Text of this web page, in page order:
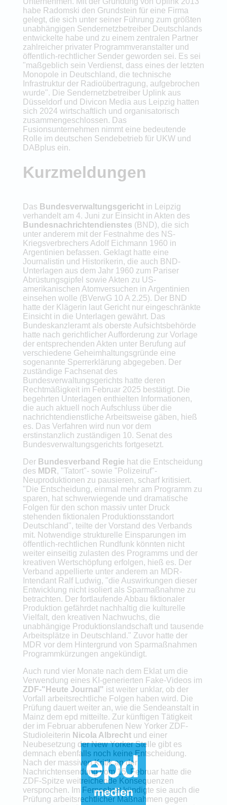
habe Radomski den Grundstein für eine Firma
gelegt, die sich unter seiner Führung zum größten
unabhängigen Sendernetzbetreiber Deutschlands
entwickelte habe und zu einem zentralen Partner
zahlreicher privater Programmveranstalter und
öffentlich-rechtlicher Sender geworden sei. Es sei
"maßgeblich sein Verdienst, dass eines der letzten
Monopole in Deutschland, die technische
Infrastruktur der Radioübertragung, aufgebrochen
wurde". Die Sendernetzbetreiber Uplink aus
Düsseldorf und Divicon Media aus Leipzig hatten
sich 2024 wirtschaftlich und organisatorisch
zusammengeschlossen. Das
Fusionsunternehmen nimmt eine bedeutende
Rolle im deutschen Sendebetrieb für UKW und
DABplus ein.
Kurzmeldungen
Das Bundesverwaltungsgerichtin Leipzig
verhandelt am 4. Juni zur Einsicht in Akten des
Bundesnachrichtendienstes (BND), die sich
unter anderem mit der Festnahme des NS-
Kriegsverbrechers Adolf Eichmann 1960 in
Argentinien befassen. Geklagt hatte eine
Journalistin und Historikerin, die auch BND-
Unterlagen aus dem Jahr 1960 zum Pariser
Abrüstungsgipfel sowie Akten zu US-
amerikanischen Atomversuchen in Argentinien
einsehen wolle (BVerwG 10 A 2.25). Der BND
hatte der Klägerin laut Gericht nur eingeschränkte
Einsicht in die Unterlagen gewährt. Das
Bundeskanzleramt als oberste Aufsichtsbehörde
hatte nach gerichtlicher Aufforderung zur Vorlage
der entsprechenden Akten unter Berufung auf
verschiedene Geheimhaltungsgründe eine
sogenannte Sperrerklärung abgegeben. Der
zuständige Fachsenat des
Bundesverwaltungsgerichts hatte deren
Rechtmäßigkeit im Februar 2025 bestätigt. Die
begehrten Unterlagen enthielten Informationen,
die auch aktuell noch Aufschluss über die
nachrichtendienstliche Arbeitsweise gäben, hieß
es. Das Verfahren wird nun vor dem
erstinstanzlich zuständigen 10. Senat des
Bundesverwaltungsgerichts fortgesetzt.
Der Bundesverband Regie hat die Entscheidung
des MDR, "Tatort"- sowie "Polizeiruf"-
Neuproduktionen zu pausieren, scharf kritisiert.
"Die Entscheidung, einmal mehr am Programm zu
sparen, hat schwerwiegende und dramatische
Folgen für den schon massiv unter Druck
stehenden fiktionalen Produktionsstandort
Deutschland", teilte der Vorstand des Verbands
mit. Notwendige strukturelle Einsparungen im
öffentlich-rechtlichen Rundfunk könnten nicht
weiter einseitig zulasten des Programms und der
kreativen Wertschöpfung erfolgen, hieß es. Der
Verband appellierte unter anderem an MDR-
Intendant Ralf Ludwig, "die Auswirkungen dieser
Entwicklung nicht isoliert als Sparmaßnahme zu
betrachten. Der fortlaufende Abbau fiktionaler
Produktion gefährdet nachhaltig die kulturelle
Vielfalt, den kreativen Nachwuchs, die
unabhängige Produktionslandschaft und tausende
Arbeitsplätze in Deutschland." Zuvor hatte der
MDR vor dem Hintergrund von Sparmaßnahmen
Programmkürzungen angekündigt.
Auch rund vier Monate nach dem Eklat um die
Verwendung eines KI-generierten Fake-Videos im
ZDF-"Heute Journal" ist weiter unklar, ob der
Vorfall arbeitsrechtliche Folgen haben wird. Die
Prüfung dauert weiter an, wie die Sendeanstalt in
Mainz dem epd mitteilte. Zur künftigen Tätigkeit
der im Februar abberufenen New Yorker ZDF-
Studioleiterin Nicola Albrechtund einer
Neubesetzung der New Yorker Stelle gibt es
demnach ebenfalls noch keine Entscheidung.
Nach der massiven Kritik an der
Nachrichtensendung vom 15. Februar hatte die
ZDF-Spitze weitreichende Konsequenzen
versprochen. Im Fernsehrat kündigte sie auch die
Prüfung arbeitsrechtlicher Maßnahmen gegen